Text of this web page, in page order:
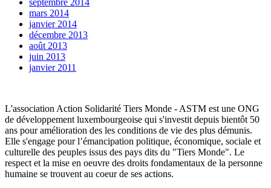
mars 2014
janvier 2014
décembre 2013
août 2013
juin 2013
janvier 2011
L'association Action Solidarité Tiers Monde - ASTM est une ONG
de développement luxembourgeoise qui s'investit depuis bientôt 50
ans pour amélioration des les conditions de vie des plus démunis.
Elle s'engage pour l’émancipation politique, économique, sociale et
culturelle des peuples issus des pays dits du "Tiers Monde". Le
respect et la mise en oeuvre des droits fondamentaux de la personne
humaine se trouvent au coeur de ses actions.